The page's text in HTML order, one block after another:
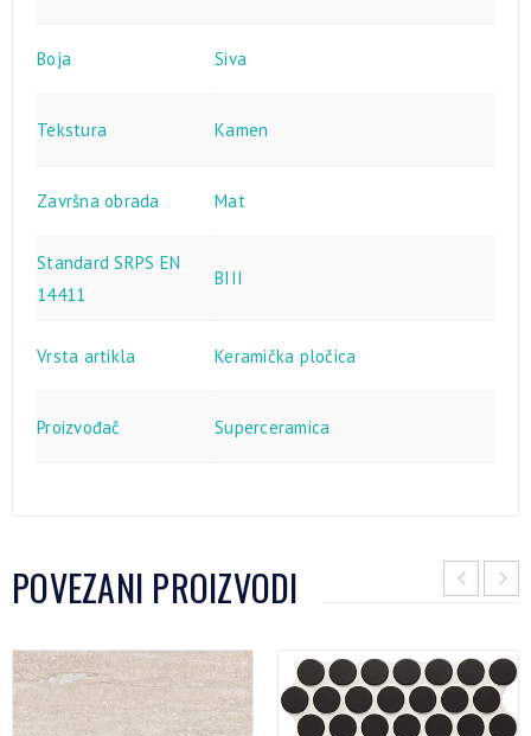
Boja Siva
Tekstura Kamen
Završna obrada Mat
Standard SRPS EN
14411
BIII
Vrsta artikla Keramička pločica
Proizvođač Superceramica
POVEZANI PROIZVODI